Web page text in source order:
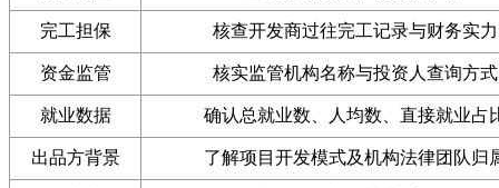
完工担保 核查开发商过往完工记录与财务实力
资金监管 核实监管机构名称与投资人查询方式
就业数据 确认总就业数、人均数、直接就业占
出品方背景 了解项目开发模式及机构法律团队归